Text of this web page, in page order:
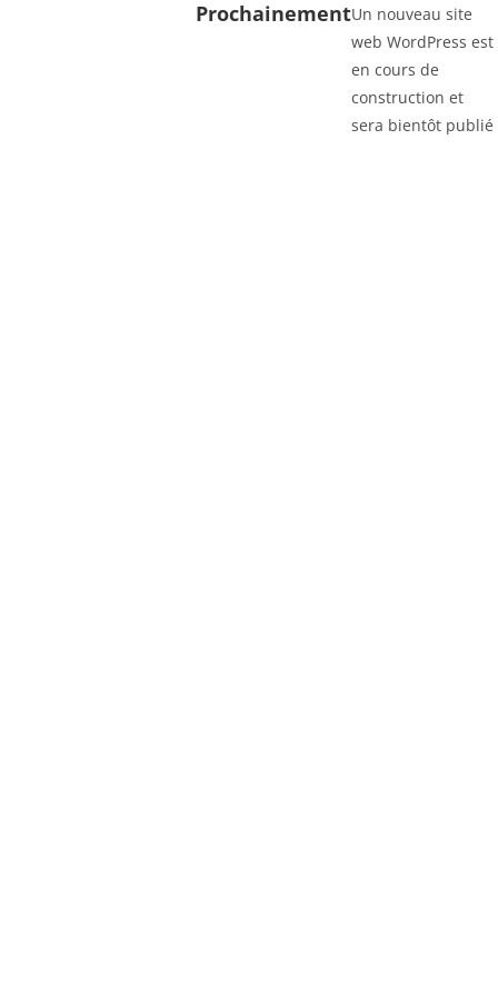
ProchainementUn nouveau site
web WordPress est
en cours de
construction et
sera bientôt publié